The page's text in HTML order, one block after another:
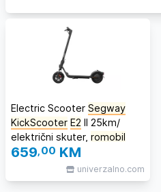
Electric Scooter Segway
KickScooter E2 II 25km/
električni skuter, romobil
659,00 KM
univerzalno.com